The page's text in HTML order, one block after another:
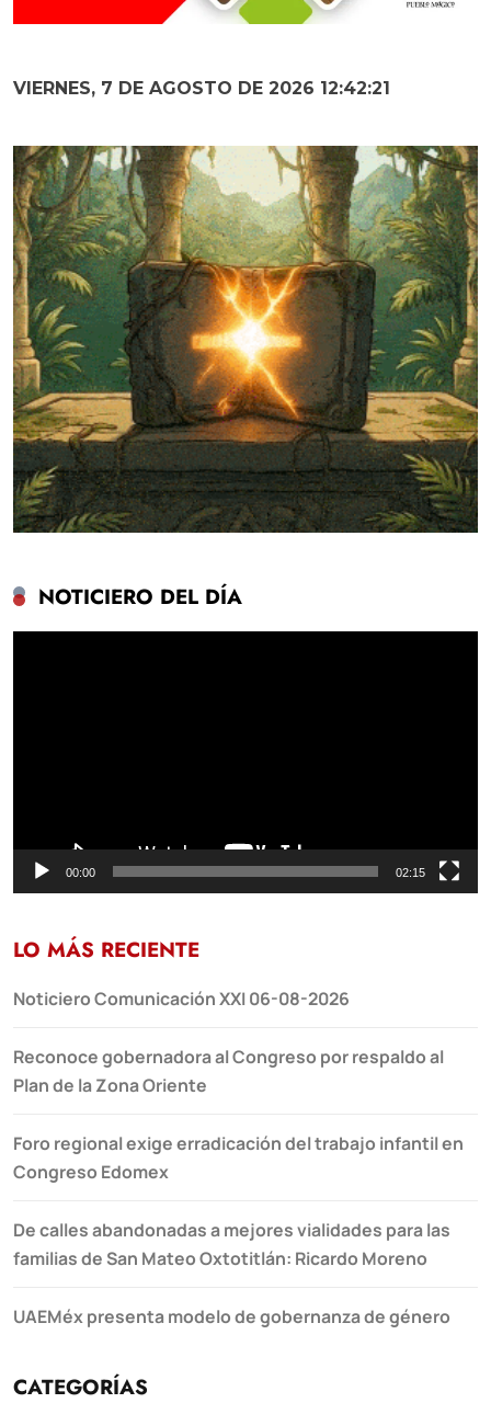
VIERNES, 7 DE AGOSTO DE 2026 12:42:22
NOTICIERO DEL DÍA
00:00 02:15
LO MÁS RECIENTE
Noticiero Comunicación XXI 06-08-2026
Reconoce gobernadora al Congreso por respaldo al
Plan de la Zona Oriente
Foro regional exige erradicación del trabajo infantil en
Congreso Edomex
De calles abandonadas a mejores vialidades para las
familias de San Mateo Oxtotitlán: Ricardo Moreno
UAEMéx presenta modelo de gobernanza de género
CATEGORÍAS